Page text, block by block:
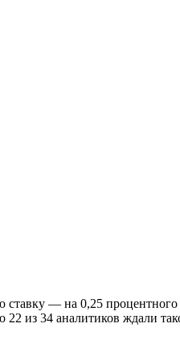
ставку — на 0,25
34 аналитиков ждали